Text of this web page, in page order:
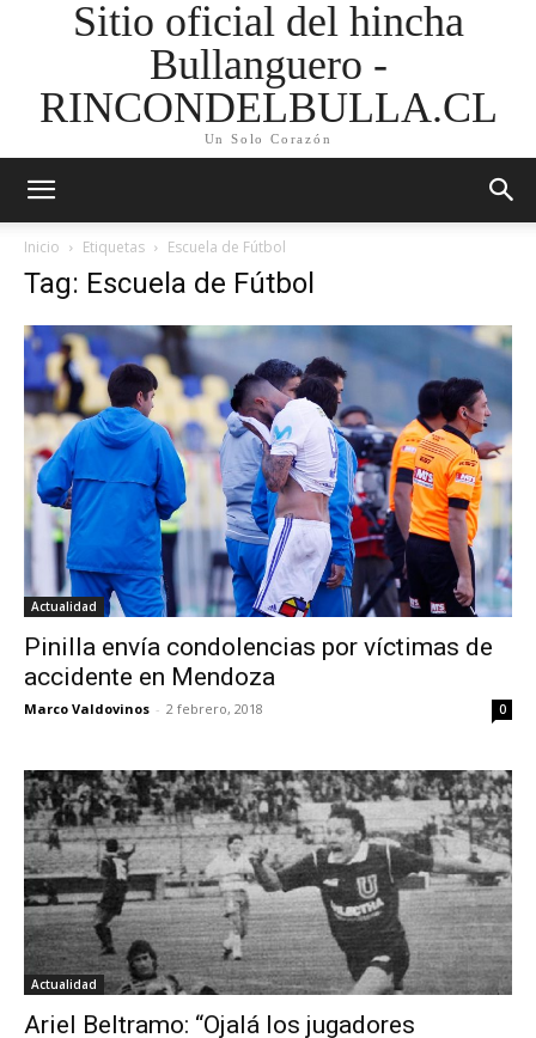
Sitio oficial del hincha
Bullanguero -
RINCONDELBULLA.CL
Un Solo Corazón
Inicio Etiquetas Escuela de Fútbol
Tag: Escuela de Fútbol
Actualidad
Pinilla envía condolencias por víctimas de
accidente en Mendoza
Marco Valdovinos - 2 febrero, 2018 0
Actualidad
Ariel Beltramo: “Ojalá los jugadores